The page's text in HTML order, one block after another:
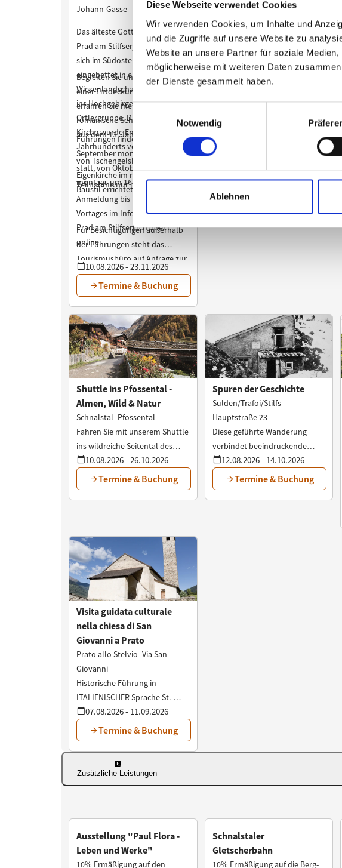
Diese Webseite verwendet Cookies
Wir verwenden Cookies, um Inhalte und
und die Zugriffe auf unsere Website zu
Website an unsere Partner für soziale
möglicherweise mit weiteren Daten
der Dienste gesammelt haben.
Einwilligungsauswahl
Notwendig
Ablehnen